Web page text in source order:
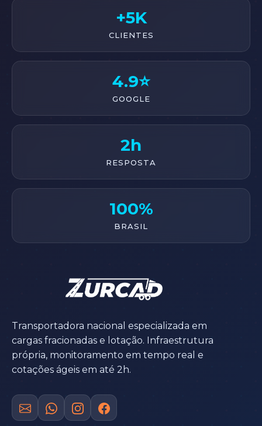
+5K
CLIENTES
4.9⭐
GOOGLE
2h
RESPOSTA
100%
BRASIL
Transportadora nacional especializada em
cargas fracionadas e lotação. Infraestrutura
própria, monitoramento em tempo real e
cotações ágeis em até 2h.